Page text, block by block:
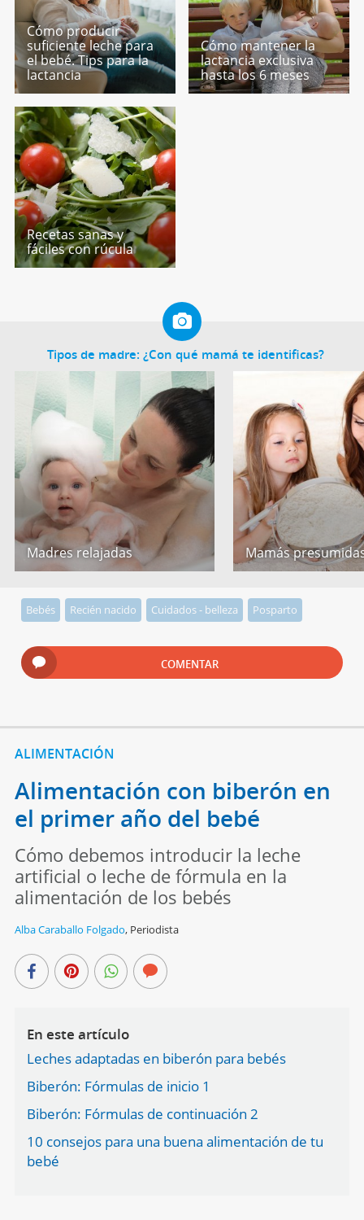
Cómo producir
suficiente leche para
el bebé. Tips para la
lactancia
Cómo mantener la
lactancia exclusiva
hasta los 6 meses
Recetas sanas y
fáciles con rúcula
Tipos de madre: ¿Con qué mamá te identificas?
Madres relajadas Mamás
Bebés Recién nacido Cuidados - belleza Posparto
COMENTAR
ALIMENTACIÓN
Alimentación con biberón en
el primer año del bebé
Cómo debemos introducir la leche
artificial o leche de fórmula en la
alimentación de los bebés
Alba Caraballo Folgado, Periodista
En este artículo
Leches adaptadas en biberón para bebés
Biberón: Fórmulas de inicio 1
Biberón: Fórmulas de continuación 2
10 consejos para una buena alimentación de tu
bebé